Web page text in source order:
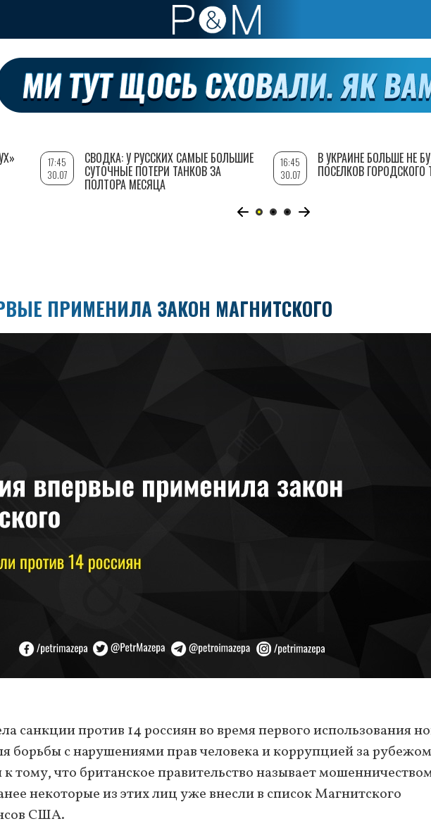
ПРИМЕНИЛА ЗАКОН МАГНИТСКОГО
санкции против 14 россиян во время первого использования
борьбы с нарушениями прав человека и коррупцией за
тому, что британское правительство называет
некоторые из этих лиц уже внесли в список Магнитского
США.
17:45
30.07
СВОДКА: У РУССКИХ САМЫЕ БОЛЬШИЕ
СУТОЧНЫЕ ПОТЕРИ ТАНКОВ ЗА
ПОЛТОРА МЕСЯЦА
16:45
30.07
В УКРАИНЕ БОЛЬШЕ НЕ
ПОСЕЛКОВ ГОРОДСКОГО